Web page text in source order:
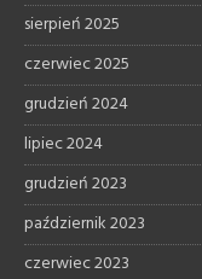
sierpień 2025
czerwiec 2025
grudzień 2024
lipiec 2024
grudzień 2023
październik 2023
czerwiec 2023